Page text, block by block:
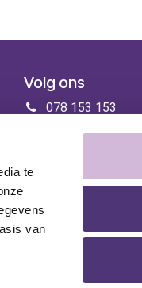
te
van
Volg ons
078 153 153